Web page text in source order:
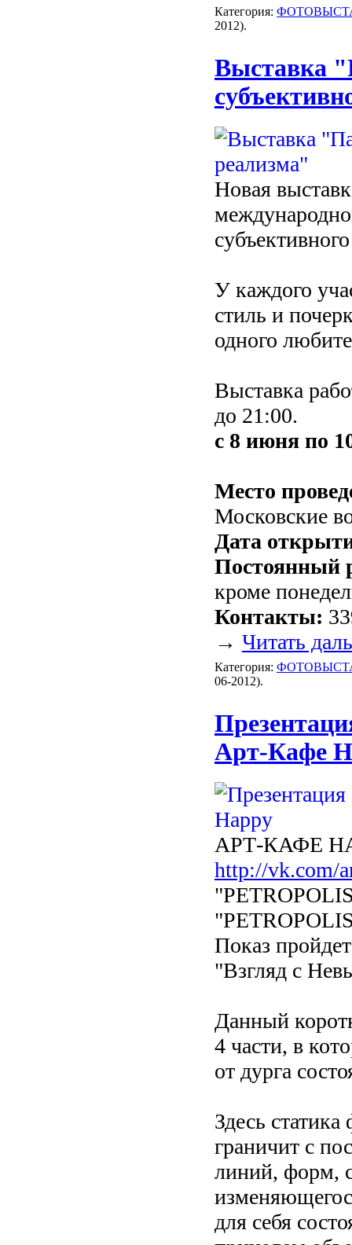
Категория:
2012).
Выставка
Новая
У каждого
стиль и
одного
Выставка
до 21:00.
с 8 июня по
Место
Московские
Дата
Постоянный
кроме
Контакты:
→ Читать
Категория:
06-2012).
Арт-Кафе
АРТ-КАФЕ
http://vk.com/
Показ
"Взгляд с
Данный
4 части, в
от дурга
Здесь
граничит с
линий, форм,
для себя